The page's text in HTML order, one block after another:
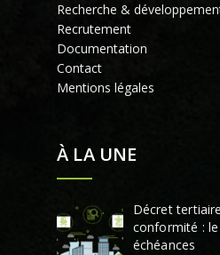
Recherche &
Recrutement
Documentation
Contact
Mentions légales
À LA UNE
Décret
conformité :
échéances